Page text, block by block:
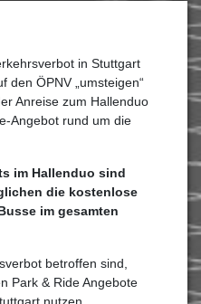
in Stuttgart
den ÖPNV „umsteigen“
Anreise zum Hallenduo
Angebot rund um die
im Hallenduo sind
die kostenlose
im gesamten
betroffen sind,
Park & Ride Angebote